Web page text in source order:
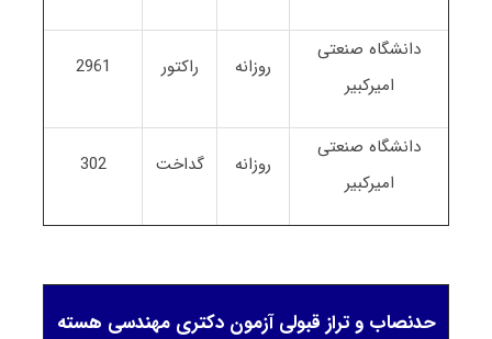
دانشگاه صنعتی
امیرکبیر
روزانه راکتور 2961
دانشگاه صنعتی
امیرکبیر
روزانه گداخت 302
حدنصاب و تراز قبولی آزمون دکتری مهندسی هسته